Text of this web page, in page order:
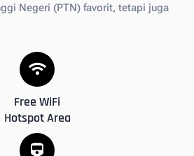
Negeri (PTN) favorit, tetapi juga
Free WiFi
Hotspot Area